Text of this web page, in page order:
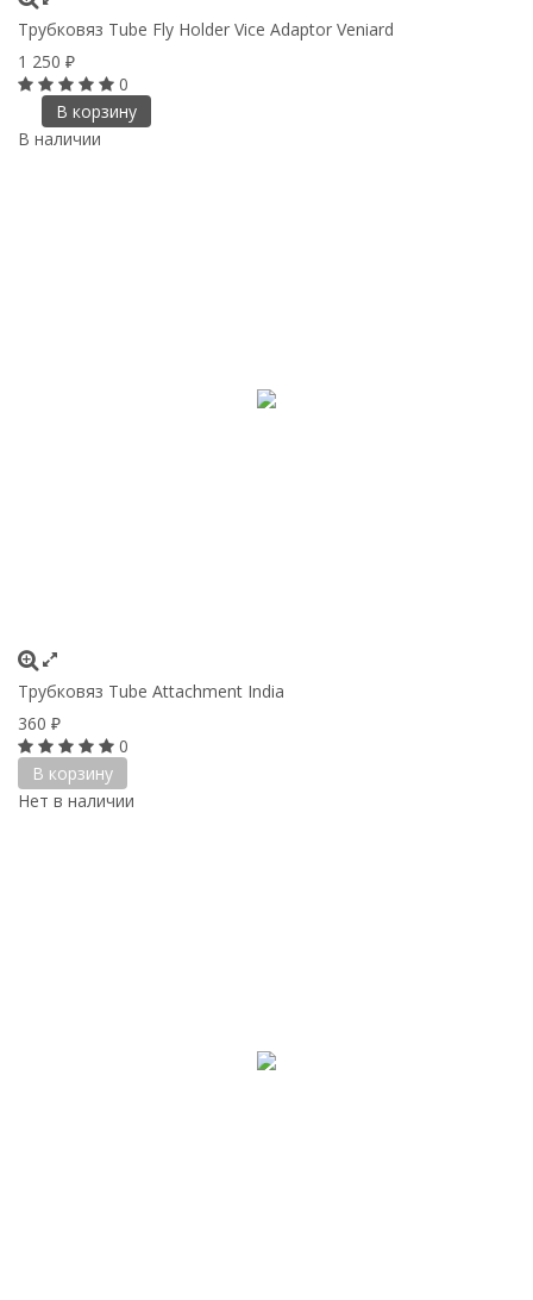
Трубковяз Tube Fly Holder Vice Adaptor Veniard
1 250 ₽
0
В корзину
В наличии
Трубковяз Tube Attachment India
360 ₽
0
В корзину
Нет в наличии